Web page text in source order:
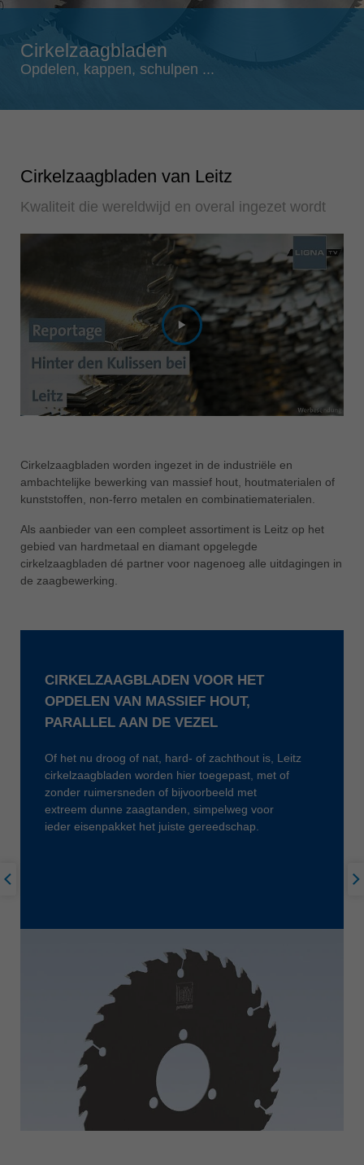
Singapore
Slovenija
slovenski
türkçe
USA
english
Việt Nam
tiếng việt
中国
中文
ประเทศไทย
ไทย
Cirkelzaagbladen
Opdelen, kappen, schulpen ...
Cirkelzaagbladen van Leitz
Kwaliteit die wereldwijd en overal ingezet wordt
Cirkelzaagbladen worden ingezet in de industriële en
ambachtelijke bewerking van massief hout, houtmaterialen of
kunststoffen, non-ferro metalen en combinatiematerialen.
Als aanbieder van een compleet assortiment is Leitz op het
gebied van hardmetaal en diamant opgelegde
cirkelzaagbladen dé partner voor nagenoeg alle uitdagingen in
de zaagbewerking.
CIRKELZAAGBLADEN VOOR HET
OPDELEN VAN MASSIEF HOUT,
PARALLEL AAN DE VEZEL
Of het nu droog of nat, hard- of zachthout is, Leitz
cirkelzaagbladen worden hier toegepast, met of
zonder ruimersneden of bijvoorbeeld met
extreem dunne zaagtanden, simpelweg voor
ieder eisenpakket het juiste gereedschap.